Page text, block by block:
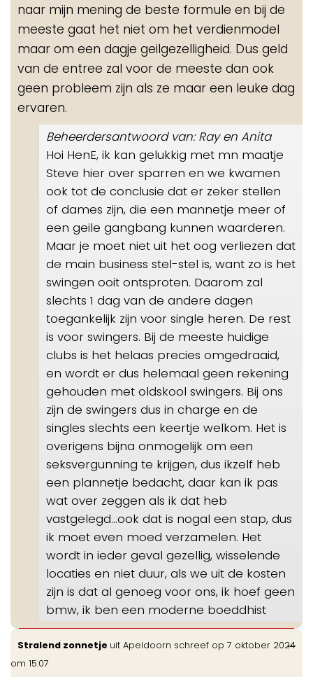
naar mijn mening de beste formule en bij de
meeste gaat het niet om het verdienmodel
maar om een dagje geilgezelligheid. Dus geld
van de entree zal voor de meeste dan ook
geen probleem zijn als ze maar een leuke dag
ervaren.
Beheerdersantwoord van: Ray en Anita
Hoi HenE, ik kan gelukkig met mn maatje
Steve hier over sparren en we kwamen
ook tot de conclusie dat er zeker stellen
of dames zijn, die een mannetje meer of
een geile gangbang kunnen waarderen.
Maar je moet niet uit het oog verliezen dat
de main business stel-stel is, want zo is het
swingen ooit ontsproten. Daarom zal
slechts 1 dag van de andere dagen
toegankelijk zijn voor single heren. De rest
is voor swingers. Bij de meeste huidige
clubs is het helaas precies omgedraaid,
en wordt er dus helemaal geen rekening
gehouden met oldskool swingers. Bij ons
zijn de swingers dus in charge en de
singles slechts een keertje welkom. Het is
overigens bijna onmogelijk om een
seksvergunning te krijgen, dus ikzelf heb
een plannetje bedacht, daar kan ik pas
wat over zeggen als ik dat heb
vastgelegd…ook dat is nogal een stap, dus
ik moet even moed verzamelen. Het
wordt in ieder geval gezellig, wisselende
locaties en niet duur, als we uit de kosten
zijn is dat al genoeg voor ons, ik hoef geen
bmw, ik ben een moderne boeddhist
Stralend zonnetje uit Apeldoorn schreef op 7 oktober 2024
om 15:07
...